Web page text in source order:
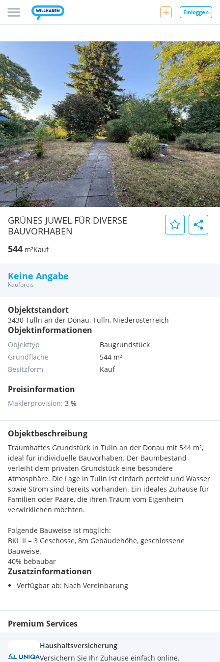
Einloggen
GRÜNES JUWEL FÜR DIVERSE
BAUVORHABEN
544 m²Kauf
Keine Angabe
Kaufpreis
Objektstandort
3430 Tulln an der Donau, Tulln, Niederösterreich
Objektinformationen
Objekttyp
Baugrundstück
Grundfläche
544 m²
Besitzform
Kauf
Preisinformation
Maklerprovision: 3 %
Objektbeschreibung
Traumhaftes Grundstück in Tulln an der Donau mit 544 m²,
ideal für individuelle Bauvorhaben. Der Baumbestand
verleiht dem privaten Grundstück eine besondere
Atmosphäre. Die Lage in Tulln ist einfach perfekt und Wasser
sowie Strom sind bereits vorhanden. Ein ideales Zuhause für
Familien oder Paare, die ihren Traum vom Eigenheim
verwirklichen möchten.
Folgende Bauweise ist möglich:
BKL II = 3 Geschosse, 8m Gebäudehöhe, geschlossene
Bauweise.
40% bebaubar
Dieses BETTERHOMES-Angebot zeichnet sich durch folgende
Vorteile aus:
- diverse Bauvorhaben umsetzbar
- privates Grundstück
- Wasser und Strom bereits verlegt
- und, und, und...
Zusatzinformationen
Verfügbar ab: Nach Vereinbarung
Premium Services
Haushaltsversicherung
Versichern Sie Ihr Zuhause einfach online.